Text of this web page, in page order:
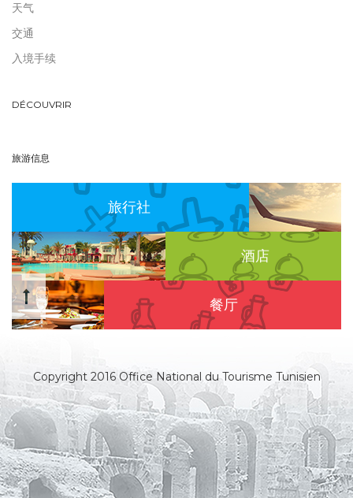
天气
交通
入境手续
DÉCOUVRIR
旅游信息
旅行社
酒店
餐厅
Copyright 2016 Office National du Tourisme Tunisien